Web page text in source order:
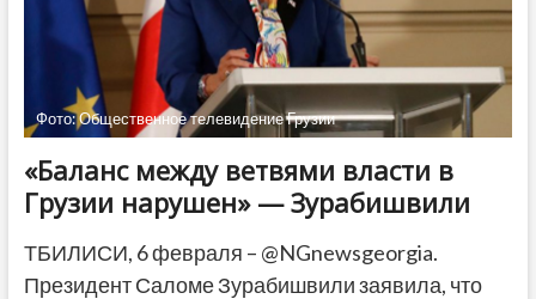
Фото: Общественное телевидение Грузии
«Баланс между ветвями власти в
Грузии нарушен» — Зурабишвили
ТБИЛИСИ, 6 февраля – @NGnewsgeorgia.
Президент Саломе Зурабишвили заявила, что